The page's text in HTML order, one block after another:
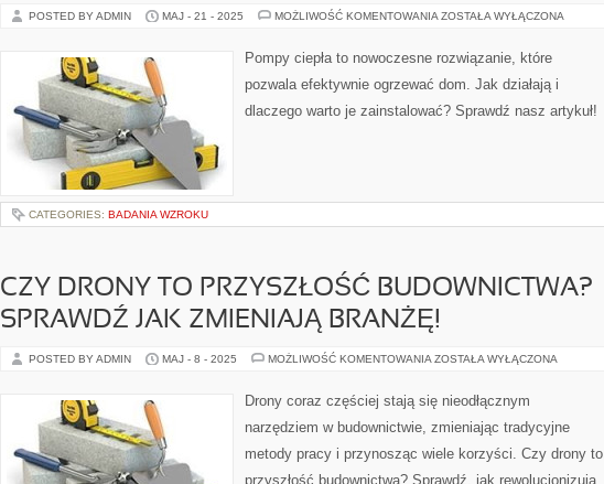
POSTED BY ADMIN MAJ - 21 - 2025 MOŻLIWOŚĆ KOMENTOWANIA POMPY
ROZWIĄZANIE
DLA
ZOSTAŁA WYŁĄCZONA
Pompy ciepła to nowoczesne rozwiązanie, które
pozwala efektywnie ogrzewać dom. Jak działają i
dlaczego warto je zainstalować? Sprawdź nasz artykuł!
CATEGORIES: BADANIA WZROKU
CZY DRONY TO PRZYSZŁOŚĆ BUDOWNICTWA?
SPRAWDŹ JAK ZMIENIAJĄ BRANŻĘ!
POSTED BY ADMIN MAJ - 8 - 2025 MOŻLIWOŚĆ KOMENTOWANIA CZY
PRZYSZŁOŚĆ
BUDOWNICTWA?
JAK
BRANŻĘ!
ZOSTAŁA WYŁĄCZONA
Drony coraz częściej stają się nieodłącznym
narzędziem w budownictwie, zmieniając tradycyjne
metody pracy i przynosząc wiele korzyści. Czy drony to
przyszłość budownictwa? Sprawdź, jak rewolucjonizują